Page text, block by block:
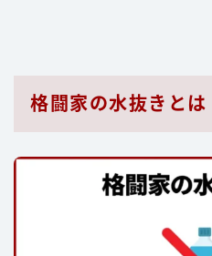
格闘家の水抜きとは